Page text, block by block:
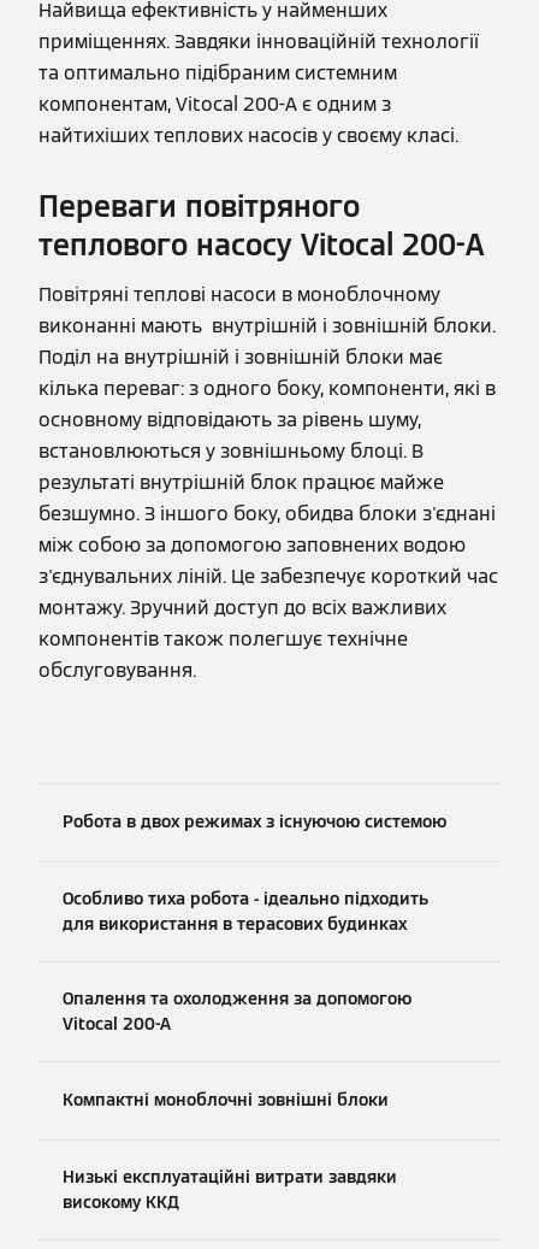
Найвища ефективність у найменших
приміщеннях. Завдяки інноваційній технології
та оптимально підібраним системним
компонентам, Vitocal 200-A є одним з
найтихіших теплових насосів у своєму класі.
Переваги повітряного
теплового насосу Vitocal 200-A
Повітряні теплові насоси в моноблочному
виконанні мають внутрішній і зовнішній блоки.
Поділ на внутрішній і зовнішній блоки має
кілька переваг: з одного боку, компоненти, які в
основному відповідають за рівень шуму,
встановлюються у зовнішньому блоці. В
результаті внутрішній блок працює майже
безшумно. З іншого боку, обидва блоки з'єднані
між собою за допомогою заповнених водою
з'єднувальних ліній. Це забезпечує короткий час
монтажу. Зручний доступ до всіх важливих
компонентів також полегшує технічне
обслуговування.
Робота в двох режимах з існуючою системою
Особливо тиха робота - ідеально підходить
для використання в терасових будинках
Опалення та охолодження за допомогою
Vitocal 200-A
Компактні моноблочні зовнішні блоки
Низькі експлуатаційні витрати завдяки
високому ККД